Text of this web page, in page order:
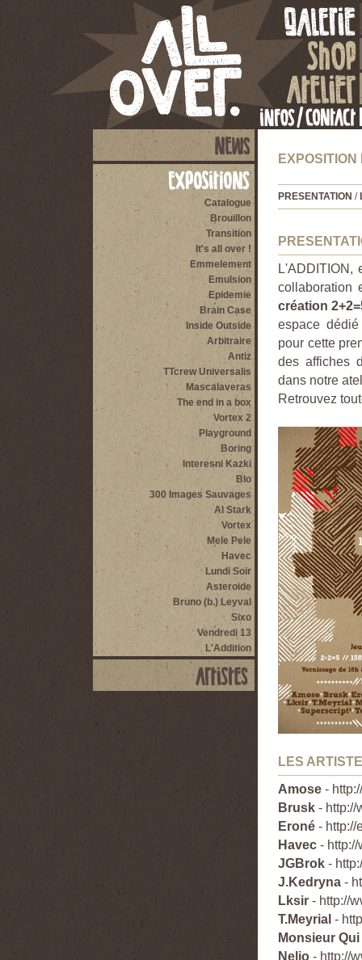
Catalogue
Brouillon
Transition
It's all over !
Emmelement
Emulsion
Epidemie
Brain Case
Inside Outside
Arbitraire
Antiz
TTcrew Universalis
Mascalaveras
The end in a box
Vortex 2
Playground
Boring
Interesni Kazki
Blo
300 Images Sauvages
Al Stark
Vortex
Mele Pele
Havec
Lundi Soir
Asteroide
Bruno (b.) Leyval
Sixo
Vendredi 13
L'Addition
EXPOSITION
PRESENTATION /
L'ADDITION,
collaboration
création
espace
pour cette
des affiches
dans notre
Retrouvez
LES
Amose -
Brusk - http://
Eroné - http://
Havec -
JGBrok -
J.Kedryna -
Lksir - http://
T.Meyrial -
Monsieur Qui
Nelio - http://